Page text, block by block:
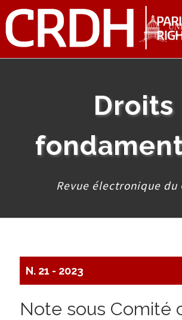
Droits
Revue électronique du
N. 21 - 2023
Note sous Comité